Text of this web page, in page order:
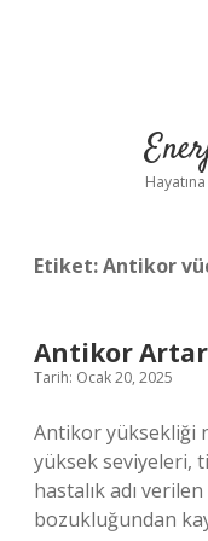
Etiket:Antikor
Antikor
Tarih: Ocak 20, 2025
Antikor yüksekliği
yüksek seviyeleri,
hastalık adı verilen
bozukluğundan